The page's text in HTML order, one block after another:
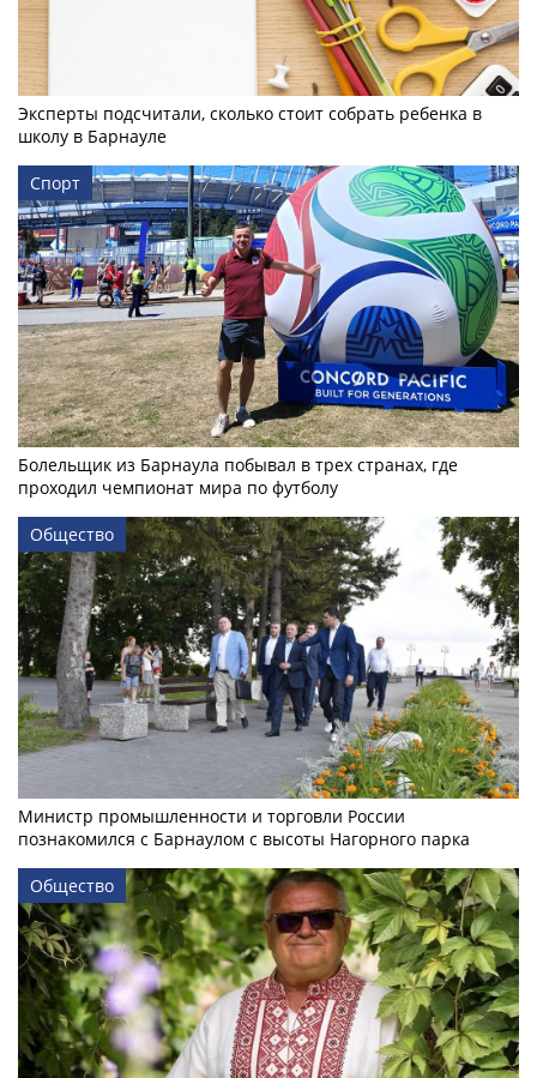
Эксперты подсчитали, сколько стоит собрать ребенка в
школу в Барнауле
Спорт
Болельщик из Барнаула побывал в трех странах, где
проходил чемпионат мира по футболу
Общество
Министр промышленности и торговли России
познакомился с Барнаулом с высоты Нагорного парка
Общество